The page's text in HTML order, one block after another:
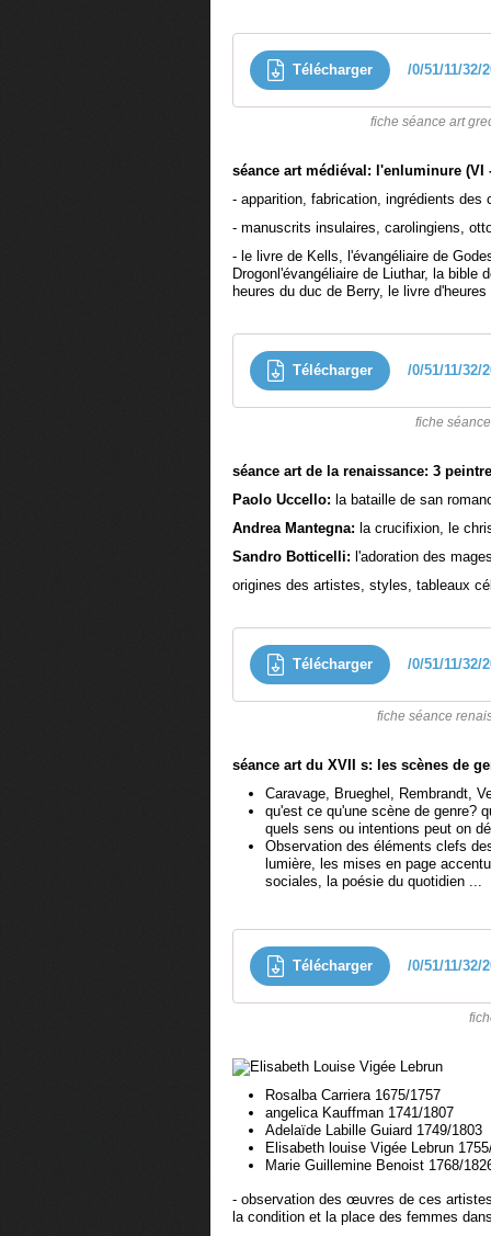
Télécharger /0/51/11/32/
fiche séance art
séance art médiéval: l'enluminure (VI
- apparition, fabrication, ingrédients des
- manuscrits insulaires, carolingiens,
- le livre de Kells, l'évangéliaire de
Drogonl'évangéliaire de Liuthar, la
heures du duc de Berry, le livre
Télécharger /0/51/11/32/
fiche
séance art de la renaissance: 3
Paolo Uccello: la bataille de san
Andrea Mantegna: la crucifixion, le
Sandro Botticelli: l'adoration des
origines des artistes, styles, tableaux
Télécharger /0/51/11/32/
fiche séance
séance art du XVII s: les scènes de
Caravage, Brueghel, Rembrandt,
qu'est ce qu'une scène de genre?
quels sens ou intentions peut on
Observation des éléments clefs
lumière, les mises en page
sociales, la poésie du quotidien ...
Télécharger /0/51/11/32/
Rosalba Carriera 1675/1757
angelica Kauffman 1741/1807
Adelaïde Labille Guiard 1749/1803
Elisabeth louise Vigée Lebrun
Marie Guillemine Benoist 1768/
- observation des œuvres de ces
la condition et la place des femmes